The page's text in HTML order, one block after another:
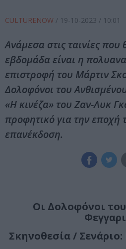
CULTURENOW / 19-10-2023 / 10:01
Ανάμεσα στις ταινίες
εβδομάδα είναι η
επιστροφή του Μάρτιν
Δολοφόνοι του
«Η κινέζα» του Ζαν-Λυκ
προφητικό για την εποχή
επανέκδοση.
Οι Δολοφόνοι
Σκηνοθεσία /